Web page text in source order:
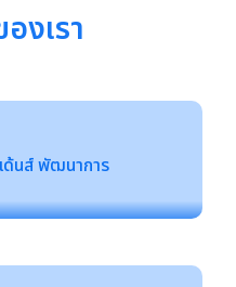
งเรา
ด้นส์ พัฒนาการ